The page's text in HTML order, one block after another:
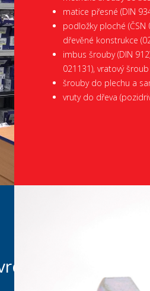
matice přesné (DIN
podložky ploché (ČSN
dřevěné konstrukce
imbus šrouby (DIN
021131), vratový
šrouby do plechu a
vruty do dřeva